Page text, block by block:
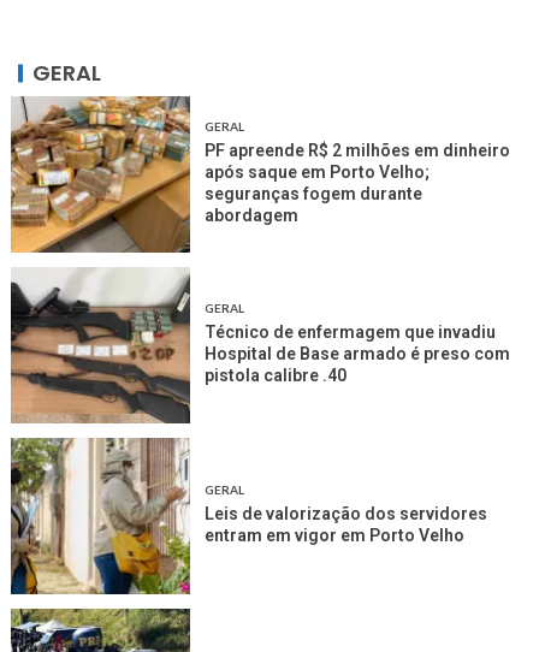
GERAL
GERAL
PF apreende R$ 2 milhões em dinheiro
após saque em Porto Velho;
seguranças fogem durante
abordagem
GERAL
Técnico de enfermagem que invadiu
Hospital de Base armado é preso com
pistola calibre .40
GERAL
Leis de valorização dos servidores
entram em vigor em Porto Velho